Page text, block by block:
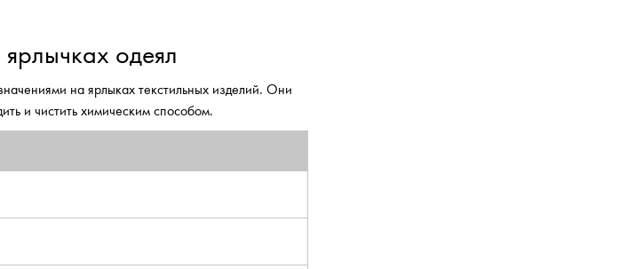
одеял
на ярлыках текстильных изделий. Они
и чистить химическим способом.